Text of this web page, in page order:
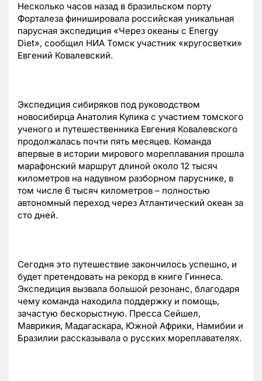
Несколько часов назад в бразильском порту
Форталеза финишировала российская уникальная
парусная экспедиция «Через океаны с Energy
Diet», сообщил НИА Томск участник «кругосветки»
Евгений Ковалевский.
Экспедиция сибиряков под руководством
новосибирца Анатолия Кулика с участием томского
ученого и путешественника Евгения Ковалевского
продолжалась почти пять месяцев. Команда
впервые в истории мирового мореплавания прошла
марафонский маршрут длиной около 12 тысяч
километров на надувном разборном паруснике, в
том числе 6 тысяч километров – полностью
автономный переход через Атлантический океан за
сто дней.
Сегодня это путешествие закончилось успешно, и
будет претендовать на рекорд в книге Гиннеса.
Экспедиция вызвала большой резонанс, благодаря
чему команда находила поддержку и помощь,
зачастую бескорыстную. Пресса Сейшел,
Маврикия, Мадагаскара, Южной Африки, Намибии и
Бразилии рассказывала о русских мореплавателях.